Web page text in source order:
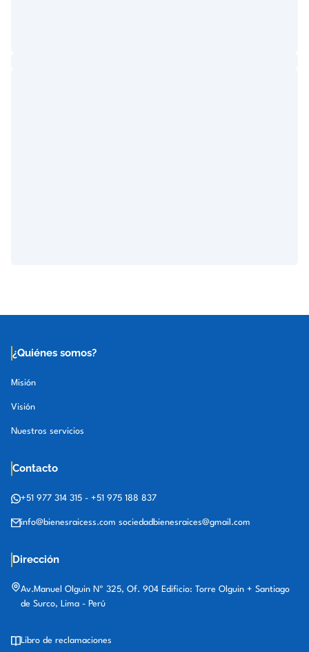
¿Quiénes somos?
Misión
Visión
Nuestros servicios
Contacto
+51 977 314 315 - +51 975 188 837
info@bienesraicess.com sociedadbienesraices@gmail.com
Dirección
Av.Manuel Olguin Nº 325, Of. 904 Edificio: Torre Olguin + Santiago
de Surco, Lima - Perú
Libro de reclamaciones